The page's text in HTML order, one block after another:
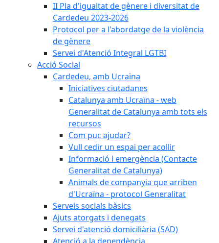
II Pla d'igualtat de gènere i diversitat de
Cardedeu 2023-2026
Protocol per a l'abordatge de la violència
de gènere
Servei d'Atenció Integral LGTBI
Acció Social
Cardedeu, amb Ucraïna
Iniciatives ciutadanes
Catalunya amb Ucraïna - web
Generalitat de Catalunya amb tots els
recursos
Com puc ajudar?
Vull cedir un espai per acollir
Informació i emergència (Contacte
Generalitat de Catalunya)
Animals de companyia que arriben
d'Ucraïna - protocol Generalitat
Serveis socials bàsics
Ajuts atorgats i denegats
Servei d'atenció domiciliària (SAD)